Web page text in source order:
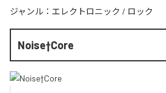
ジャンル： エレクトロニック / ロック
Noise†Core